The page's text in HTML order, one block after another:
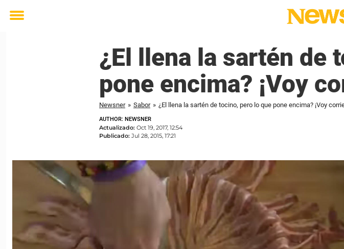
Toggle
¿El llena la sartén de
pone encima? ¡Voy
Newsner » Sabor » ¿El llena la sartén de tocino, pero lo que pone encima? ¡Voy
AUTHOR: NEWSNER
Actualizado: Oct 19, 2017, 12:54
Publicado: Jul 28, 2015, 17:21